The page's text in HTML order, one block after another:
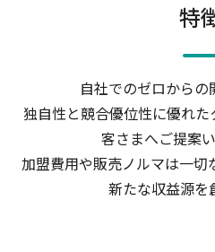
特
自社でのゼロからの
独自性と競合優位性に優れ
客さまへご提案
加盟費用や販売ノルマは一
新たな収益源を